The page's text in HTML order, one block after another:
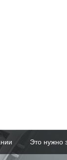
Это нужно